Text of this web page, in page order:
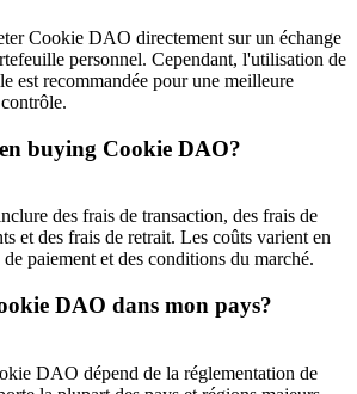
Cookie DAO directement sur un échange
personnel. Cependant, l'utilisation de
est recommandée pour une meilleure
buying Cookie DAO?
des frais de transaction, des frais de
et des frais de retrait. Les coûts varient en
paiement et des conditions du marché.
DAO dans mon pays?
DAO dépend de la réglementation de